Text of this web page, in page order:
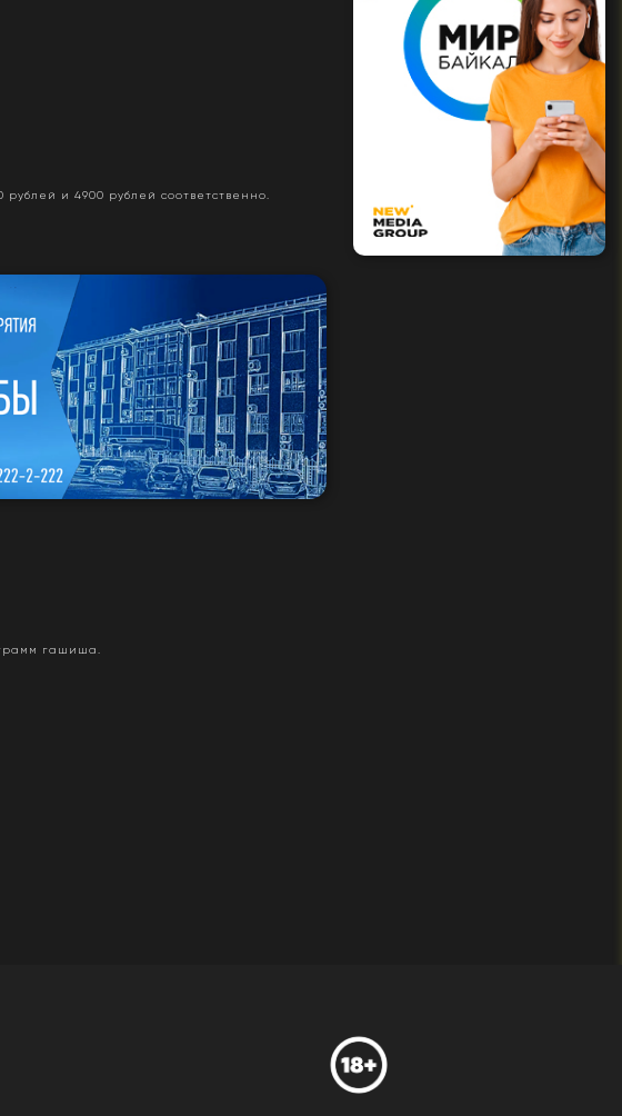
и 4900 рублей соответственно.
гашиша.